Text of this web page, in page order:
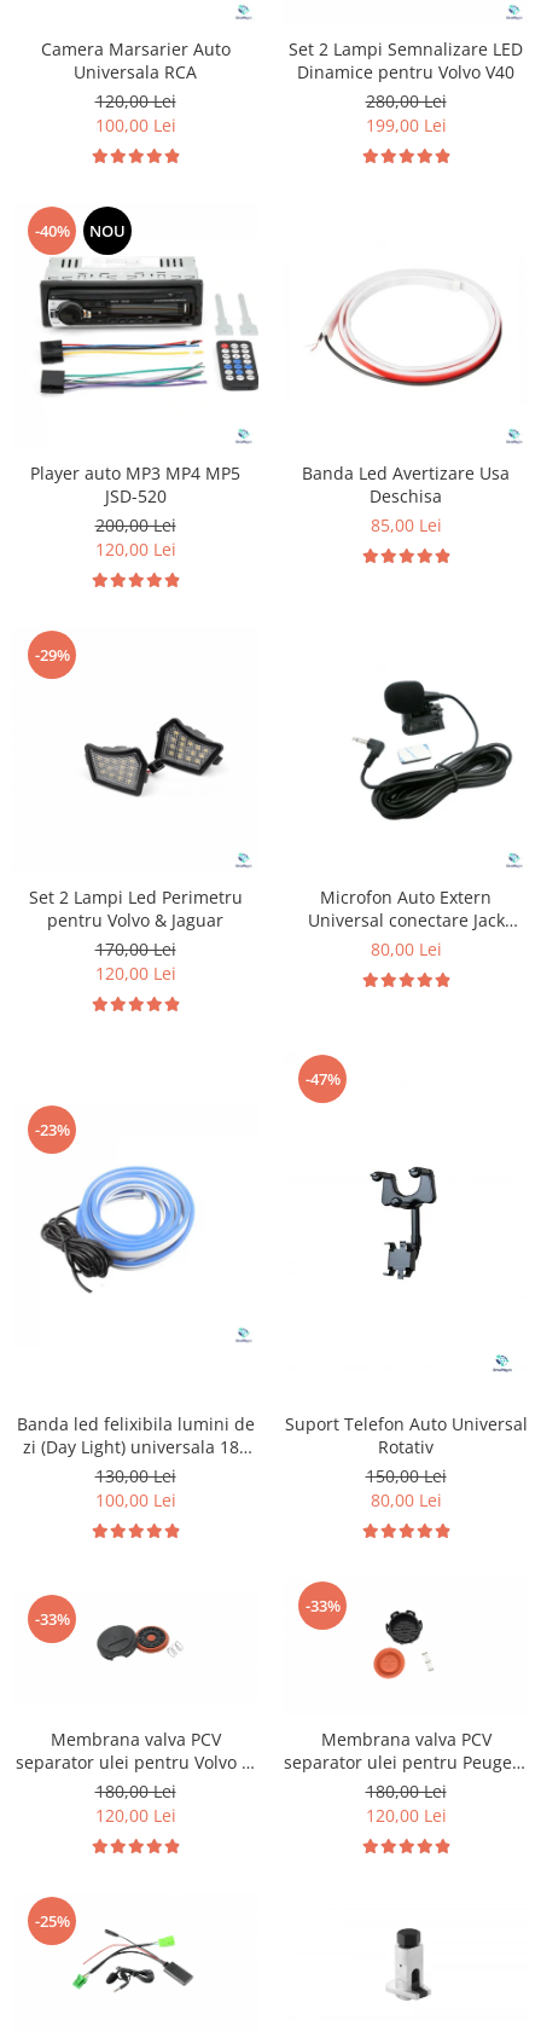
Camera Marsarier Auto
Universala RCA
120,00 Lei
100,00 Lei
Set 2 Lampi Semnalizare LED
Dinamice pentru Volvo V40
280,00 Lei
199,00 Lei
-40% NOU
Player auto MP3 MP4 MP5
JSD-520
200,00 Lei
120,00 Lei
Banda Led Avertizare Usa
Deschisa
85,00 Lei
-29%
Set 2 Lampi Led Perimetru
pentru Volvo & Jaguar
170,00 Lei
120,00 Lei
Microfon Auto Extern
Universal conectare Jack
3.5mm
80,00 Lei
-23%
Banda led felixibila lumini de
zi (Day Light) universala 180
cm
130,00 Lei
100,00 Lei
-47%
Suport Telefon Auto Universal
Rotativ
150,00 Lei
80,00 Lei
-33%
Membrana valva PCV
separator ulei pentru Volvo si
Land Rover
180,00 Lei
120,00 Lei
-33%
Membrana valva PCV
separator ulei pentru Peugeot
1.6 HDI
180,00 Lei
120,00 Lei
-25%